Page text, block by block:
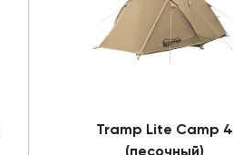
Tramp Lite Camp 4
(песочный)